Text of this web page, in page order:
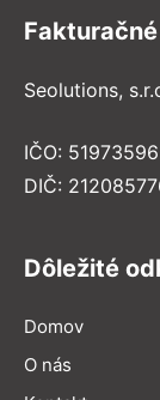
Seolutions,
IČO: 51973596
DIČ:
Dôležité
Domov
O nás